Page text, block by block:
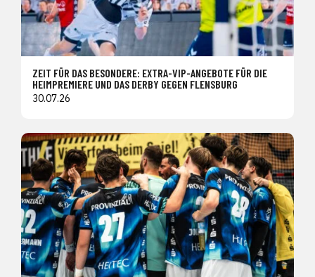
ZEIT FÜR DAS BESONDERE: EXTRA-VIP-ANGEBOTE FÜR DIE
HEIMPREMIERE UND DAS DERBY GEGEN FLENSBURG
30.07.26